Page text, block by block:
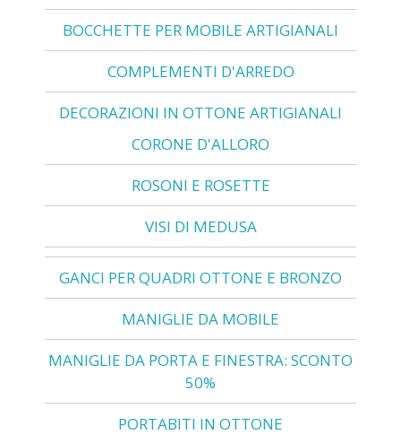
BOCCHETTE PER MOBILE ARTIGIANALI
COMPLEMENTI D'ARREDO
DECORAZIONI IN OTTONE ARTIGIANALI
CORONE D'ALLORO
ROSONI E ROSETTE
VISI DI MEDUSA
GANCI PER QUADRI OTTONE E BRONZO
MANIGLIE DA MOBILE
MANIGLIE DA PORTA E FINESTRA: SCONTO
50%
PORTABITI IN OTTONE